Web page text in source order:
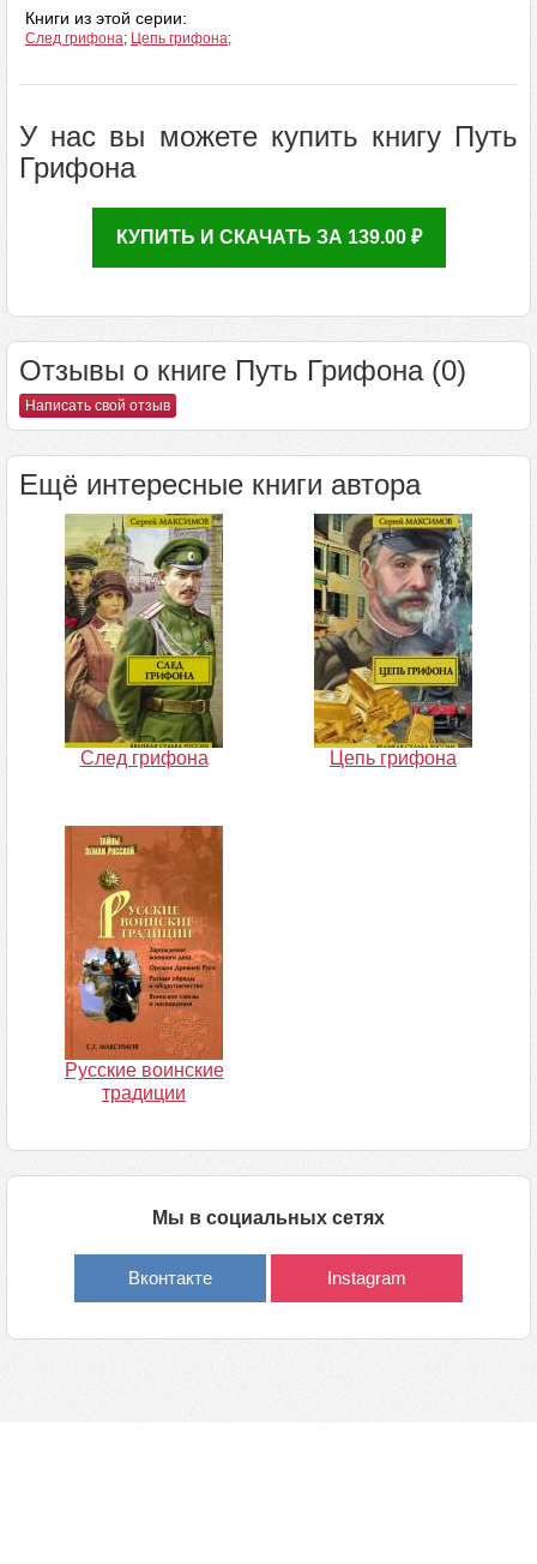
Книги из этой серии:
След грифона; Цепь грифона;
У нас вы можете купить книгу Путь
Грифона
КУПИТЬ И СКАЧАТЬ ЗА 139.00 ₽
Отзывы о книге Путь Грифона (0)
Написать свой отзыв
Ещё интересные книги автора
След грифона Цепь грифона
Русские воинские
традиции
Мы в социальных сетях
Вконтакте Instagram